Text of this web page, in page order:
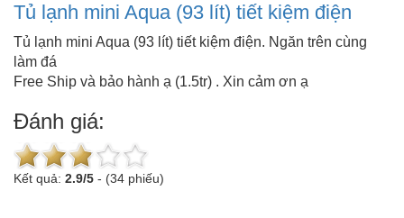
Tủ lạnh mini Aqua (93 lít) tiết kiệm điện
Tủ lạnh mini Aqua (93 lít) tiết kiệm điện. Ngăn trên cùng
làm đá
Free Ship và bảo hành ạ (1.5tr) . Xin cảm ơn ạ
Đánh giá:
Kết quả: 2.9/5 - (34 phiếu)